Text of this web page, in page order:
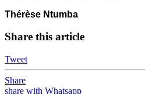
Thérèse Ntumba
Share this article
Tweet
Share
share with Whatsapp